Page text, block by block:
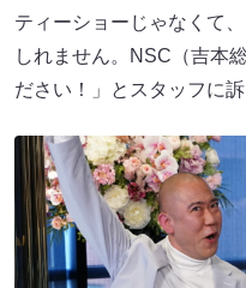
ティーショーじゃなくて
しれません。NSC（吉本
ださい！」とスタッフに訴